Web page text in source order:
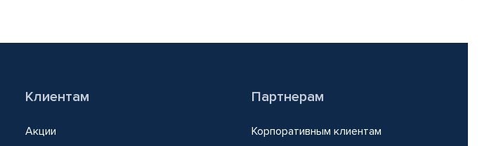
Клиентам
Акции
Партнерам
Корпоративным клиентам